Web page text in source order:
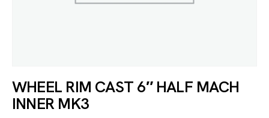
WHEEL RIM CAST 6″ HALF MACH
INNER MK3